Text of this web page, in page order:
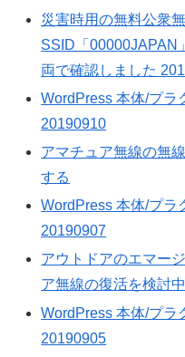
災害時用の無料公衆
SSID「00000JAPAN
両で確認しました
WordPress 本体/プラ
20190910
アマチュア無線の無
する
WordPress 本体/プラ
20190907
アウトドアのエマー
ア無線の復活を検討中
WordPress 本体/プラ
20190905